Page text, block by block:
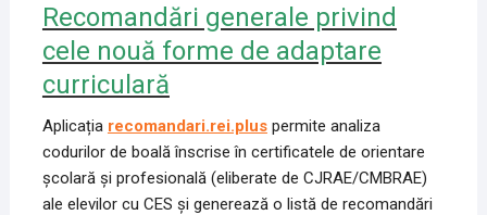
Recomandări generale privind
cele nouă forme de adaptare
curriculară
Aplicația recomandari.rei.pluspermite analiza
codurilor de boală înscrise în certificatele de orientare
școlară și profesională (eliberate de CJRAE/CMBRAE)
ale elevilor cu CES și generează o listă de recomandări